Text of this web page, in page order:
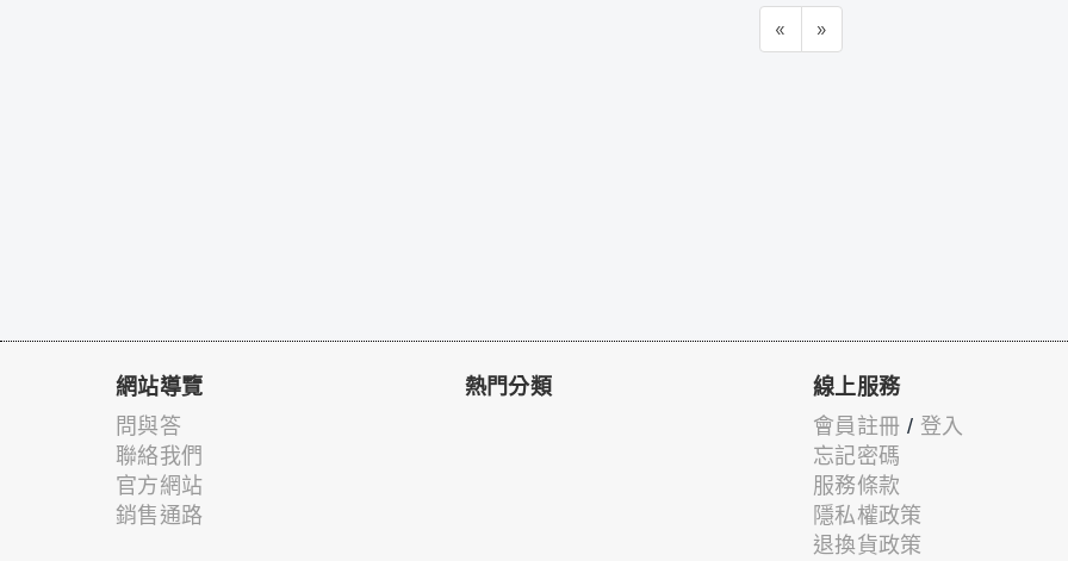
« »
網站導覽
問與答
聯絡我們
官方網站
銷售通路
熱門分類 線上服務
會員註冊 / 登入
忘記密碼
服務條款
隱私權政策
退換貨政策